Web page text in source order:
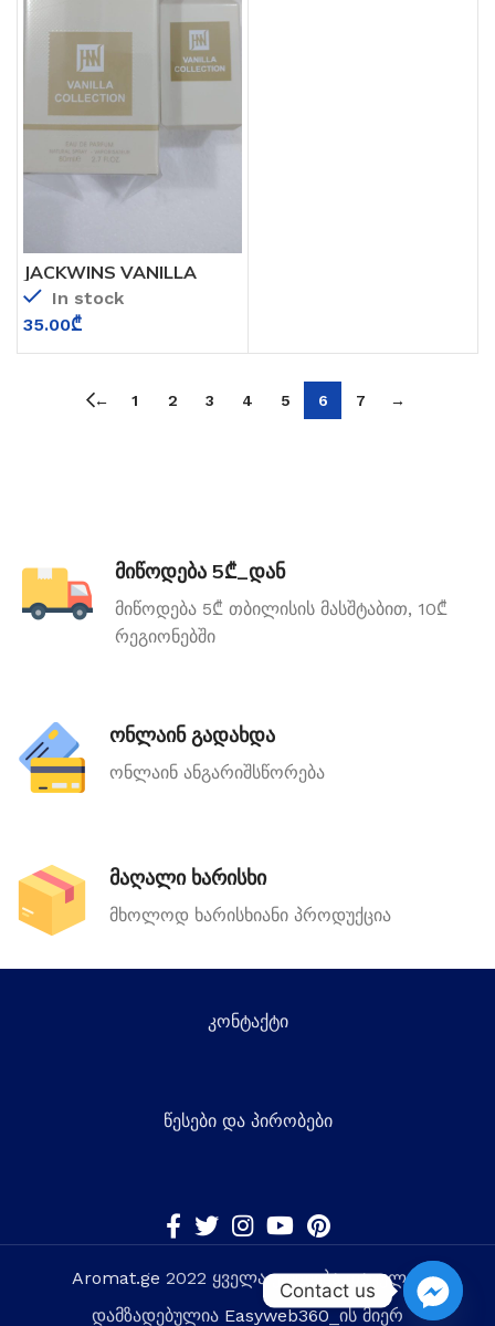
JACKWINS VANILLA
COLLECTION (TOM
FORD VANILLA SEX)
In stock
35.00₾
← 1 2 3 4 5 6 7 →
მიწოდება 5₾_დან
მიწოდება 5₾ თბილისის მასშტაბით, 10₾
რეგიონებში
ონლაინ გადახდა
ონლაინ ანგარიშსწორება
მაღალი ხარისხი
მხოლოდ ხარისხიანი პროდუქცია
კონტაქტი
წესები და პირობები
Aromat.ge 2022 ყველა უფლება დაცულია
დამზადებულია Easyweb360_ის მიერ
Contact us